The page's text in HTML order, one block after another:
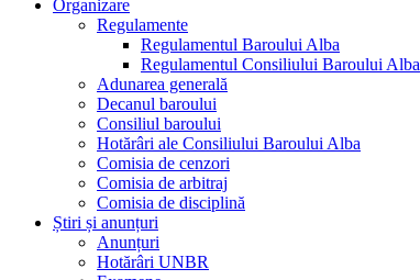
Organizare
Regulamente
Regulamentul Baroului Alba
Regulamentul Consiliului Baroului Alba
Adunarea generală
Decanul baroului
Consiliul baroului
Hotărâri ale Consiliului Baroului Alba
Comisia de cenzori
Comisia de arbitraj
Comisia de disciplină
Știri și anunțuri
Anunțuri
Hotărâri UNBR